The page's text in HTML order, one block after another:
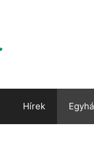
Hírek